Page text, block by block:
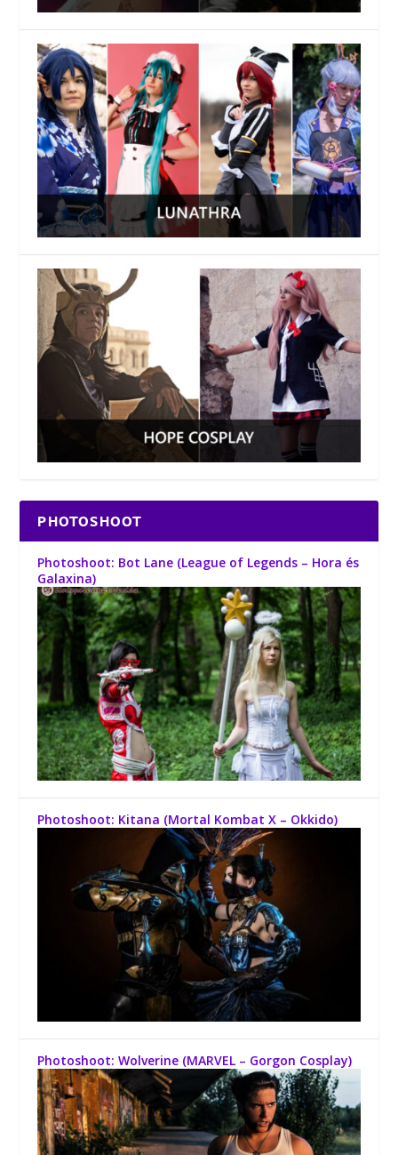
PHOTOSHOOT
Photoshoot: Bot Lane (League of Legends – Hora és
Galaxina)
Photoshoot: Kitana (Mortal Kombat X – Okkido)
Photoshoot: Wolverine (MARVEL – Gorgon Cosplay)